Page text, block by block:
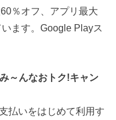
％オフ、アプリ最大
ます。Google Playス
～んなおトク!キャン
払いをはじめて利用す